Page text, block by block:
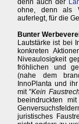
denn auch der
ohne, denn als
auferlegt, für die
Bunter
Lautstärke ist bei
konkreten
Niveaulosigkeit
fröhlichen und
(nahe dem
InnoPlanta und
mit "Kein
beeindruckten
juristisches